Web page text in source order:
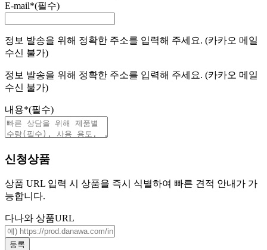
E-mail*(필수)
정보 발송을 위해 정확한 주소를 입력해 주세요. (카카오 메일
수신 불가)
정보 발송을 위해 정확한 주소를 입력해 주세요. (카카오 메일
수신 불가)
내용*(필수)
신청상품
상품 URL 입력 시 상품을 즉시 식별하여 빠른 견적 안내가 가
능합니다.
다나와 상품URL
등록